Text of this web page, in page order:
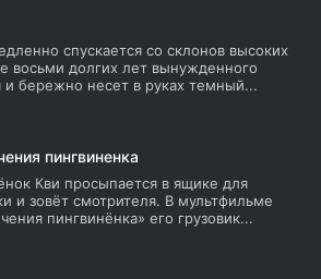
спускается со склонов высоких
восьми долгих лет вынужденного
и бережно несет в руках темный...
пингвиненка
Кви просыпается в ящике для
и зовёт смотрителя. В мультфильме
пингвинёнка» его грузовик...